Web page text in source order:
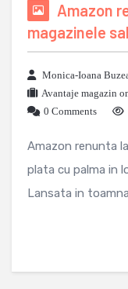
Amazon
magazinele
Monica-Ioana
Avantaje magazin
0 Comments
Amazon renunta
plata cu palma in
Lansata in